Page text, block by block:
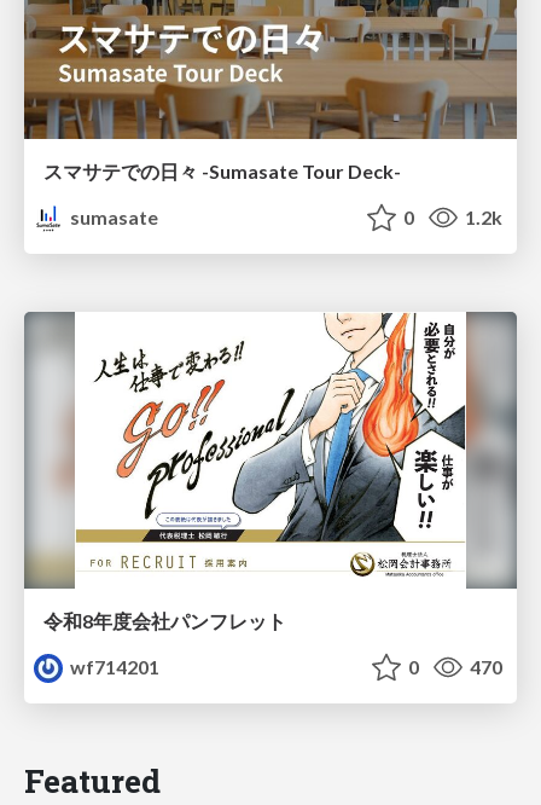
スマサテでの日々 -Sumasate Tour Deck-
sumasate
0 1.2k
令和8年度会社パンフレット
wf714201
0 470
Featured